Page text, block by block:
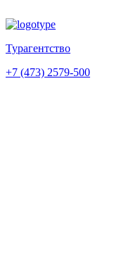
Турагентство
+7 (473) 2579-500